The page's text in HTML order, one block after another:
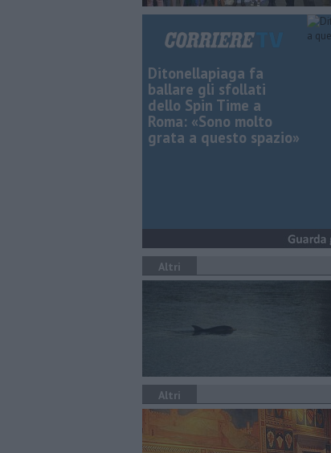
Ditonellapiaga fa
ballare gli sfollati
dello Spin Time a
Roma: «Sono molto
grata a questo spazio»
Altri
Altri